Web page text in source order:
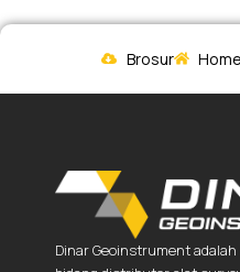
Brosur Home
Dinar Geoinstrument